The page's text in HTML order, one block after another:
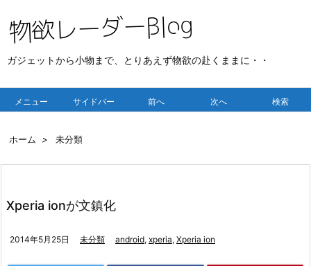
ガジェットから小物まで、とりあえず物欲の赴くままに・・
メニュー サイドバー 前へ 次へ 検索
ホーム > 未分類
Xperia ionが文鎮化
2014年5月25日 未分類 android, xperia, Xperia ion